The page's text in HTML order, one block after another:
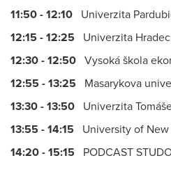
11:50 - 12:10 Univerzita
12:15 - 12:25 Univerzita
12:30 - 12:50 Vysoká škola
12:55 - 13:25 Masarykova
13:30 - 13:50 Univerzita
13:55 - 14:15 University of
14:20 - 15:15 PODCAST